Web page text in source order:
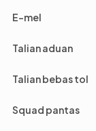
E-mel
Talian aduan
Talian bebas tol
Squad pantas